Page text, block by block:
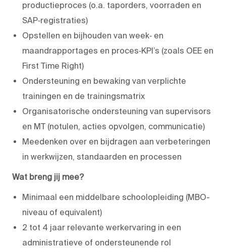
productieproces (o.a. taporders, voorraden en
SAP‑registraties)
Opstellen en bijhouden van week‑ en
maandrapportages en proces‑KPI’s (zoals OEE en
First Time Right)
Ondersteuning en bewaking van verplichte
trainingen en de trainingsmatrix
Organisatorische ondersteuning van supervisors
en MT (notulen, acties opvolgen, communicatie)
Meedenken over en bijdragen aan verbeteringen
in werkwijzen, standaarden en processen
Wat breng jij mee?
Minimaal een middelbare schoolopleiding (MBO-
niveau of equivalent)
2 tot 4 jaar relevante werkervaring in een
administratieve of ondersteunende rol